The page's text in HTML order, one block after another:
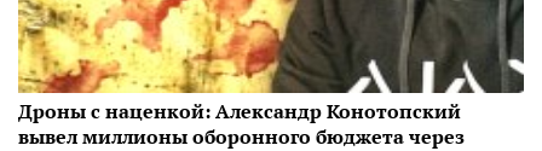
Дроны с наценкой: Александр Конотопский
вывел миллионы оборонного бюджета через